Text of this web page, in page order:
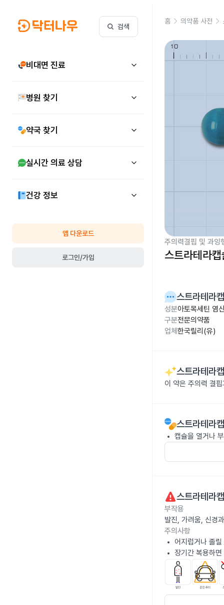
검색
비대면 진료
병원 찾기
약국 찾기
실시간 의료 상담
건강 정보
앱 다운로드
로그인/가입
홈 의약품 사전
주의력결핍 및 과잉
스트라테라
스트라테라
성분아토목세틴 염
구분전문의약품
업체 한국릴리(유)
스트라테라
이 약은 주의력 결
스트라테라
캡슐을 열거나
스트라테라
부작용
발진, 가려움, 신경
주의사항
어지럽거나 졸
장기간 복용하